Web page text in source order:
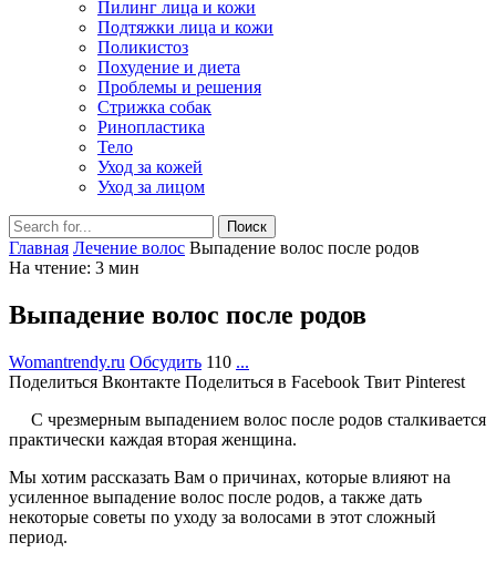
Пилинг лица и кожи
Подтяжки лица и кожи
Поликистоз
Похудение и диета
Проблемы и решения
Стрижка собак
Ринопластика
Тело
Уход за кожей
Уход за лицом
Поиск
Главная Лечение волос Выпадение волос после родов
На чтение: 3 мин
Выпадение волос после родов
Womantrendy.ru Обсудить 110 ...
Поделиться Вконтакте Поделиться в Facebook Твит Pinterest
С чрезмерным выпадением волос после родов сталкивается
практически каждая вторая женщина.
Мы хотим рассказать Вам о причинах, которые влияют на
усиленное выпадение волос после родов, а также дать
некоторые советы по уходу за волосами в этот сложный
период.